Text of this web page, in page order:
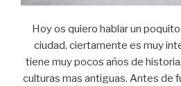
Hoy os quiero hablar un
ciudad, ciertamente es muy
tiene muy pocos años de
culturas mas antiguas. Antes de